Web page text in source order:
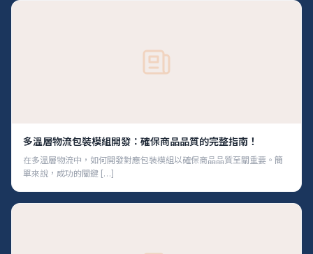
多溫層物流包裝模組開發：確保商品品質的完整指南！
在多溫層物流中，如何開發對應包裝模組以確保商品品質至關重要。簡
單來說，成功的關鍵 […]